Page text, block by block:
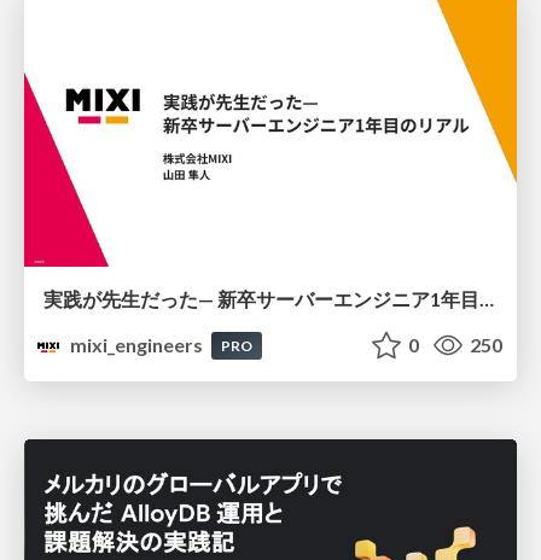
mixi_engineers
PRO 0 250